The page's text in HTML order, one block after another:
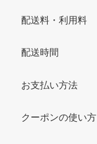
配送料・利用料
配送時間
お支払い方法
クーポンの使い方